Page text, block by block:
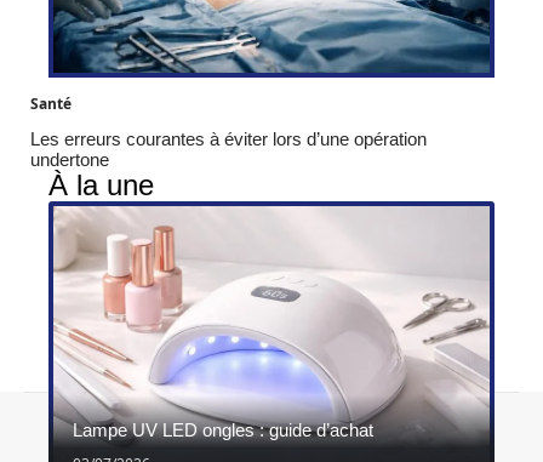
Santé
Les erreurs courantes à éviter lors d’une opération
undertone
À la une
Lampe UV LED ongles : guide d’achat
Contact Mentions légales Sitemap